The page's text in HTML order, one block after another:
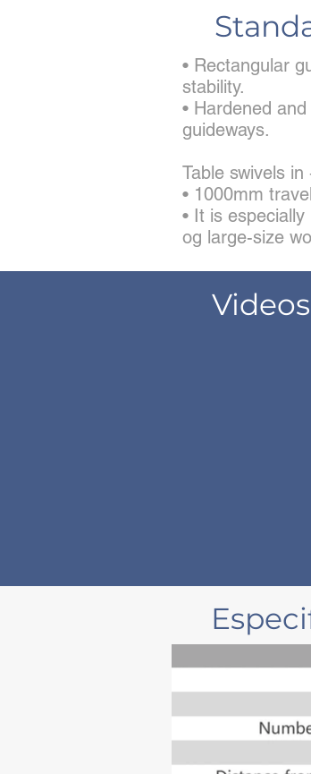
• Rectangular
stability.
• Hardened
guideways.
Table swivels in
• 1000mm
• It is
og large-size
Videos